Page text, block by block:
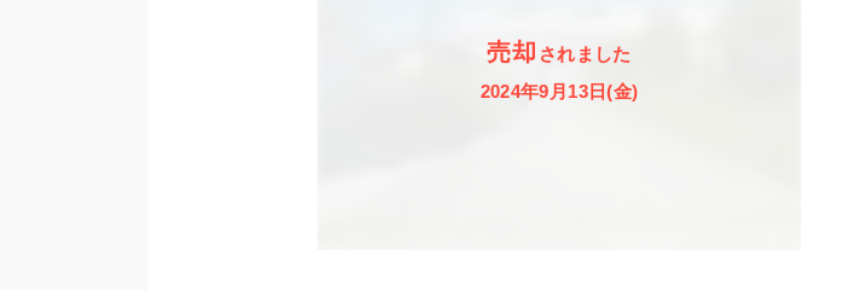
売却 されました
2024年9月13日(金)